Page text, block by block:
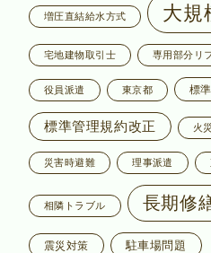
増圧直結給水方式 大規
宅地建物取引士 専用部分リ
役員派遣 東京都 標
標準管理規約改正 火
災害時避難 理事派遣
相隣トラブル 長期修
震災対策 駐車場問題